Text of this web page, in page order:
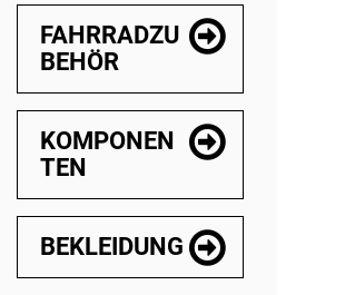
FAHRRADZU
BEHÖR
KOMPONEN
TEN
BEKLEIDUNG